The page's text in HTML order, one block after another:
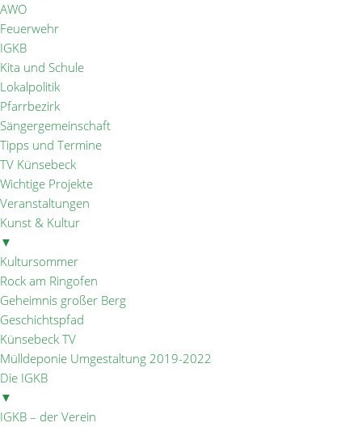
AWO
Feuerwehr
IGKB
Kita und Schule
Lokalpolitik
Pfarrbezirk
Sängergemeinschaft
Tipps und Termine
TV Künsebeck
Wichtige Projekte
Veranstaltungen
Kunst & Kultur
▼
Kultursommer
Rock am Ringofen
Geheimnis großer Berg
Geschichtspfad
Künsebeck TV
Mülldeponie Umgestaltung 2019-2022
Die IGKB
▼
IGKB – der Verein